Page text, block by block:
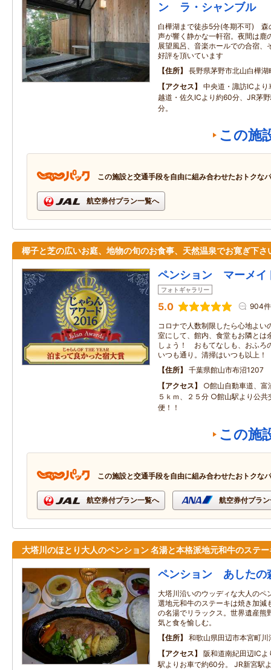
ン ラ・シャンブル
白樺湖まで徒歩5分(冬期不可) 森
声が響く静かな一軒宿。夜間は鹿
展望風呂、音楽ホールでの合宿、
好評を頂いています
住所
長野県茅野市北山白樺湖
アクセス
中央道・諏訪ICよ
越道・佐久ICより約60分、JR茅
分。
この施
この施設と交通手段を自由に組み合わせたおトクな
航空券付プラン一覧へ
椰子と芝の広いお庭、地物の旬のお食事、天然温泉でお寛ぎ下さ
ペンション マーメイ
フォトギャラリー
5.0 904件
コロナで人数制限したら心地よい
室にして、館内、食堂もお隣とは
しょう！ おもてなしも、おふろ
いつも通り。清掃はいつも以上！
住所
千葉県館山市布沼1207
アクセス
○館山自動車道、富
５ｋｍ、２５分 ○館山駅より公共
便！！
この施
この施設と交通手段を自由に組み合わせたおトクな
航空券付プラン一覧へ 航空券付プラ
大塔川のほとり大人のペンション 名湯と本格派地元和牛のステー
ペンション あしたの
大塔川沿いのウッディな大人のペ
選地元和牛のステーキは焼き加減
の名湯でリラックス。世界遺産熊
気と食を愉しむ。
住所
和歌山県田辺市本宮町川
アクセス
阪和道南紀田辺IC
駅よりお車で約60分。 JR新宮駅